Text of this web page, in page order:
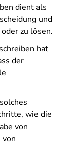
dient als
und
zu lösen.
hat
der
wie die
von